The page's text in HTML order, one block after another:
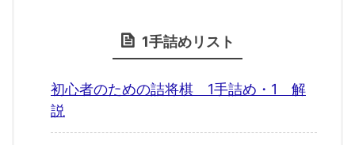
1手詰めリスト
初心者のための詰将棋 1手詰め・1 解
説